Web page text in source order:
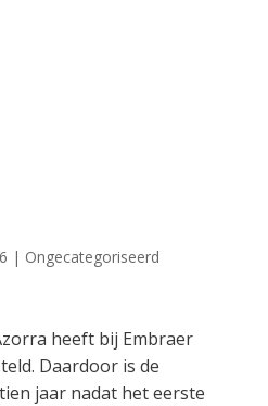
| Ongecategoriseerd
heeft bij Embraer
Daardoor is de
jaar nadat het eerste